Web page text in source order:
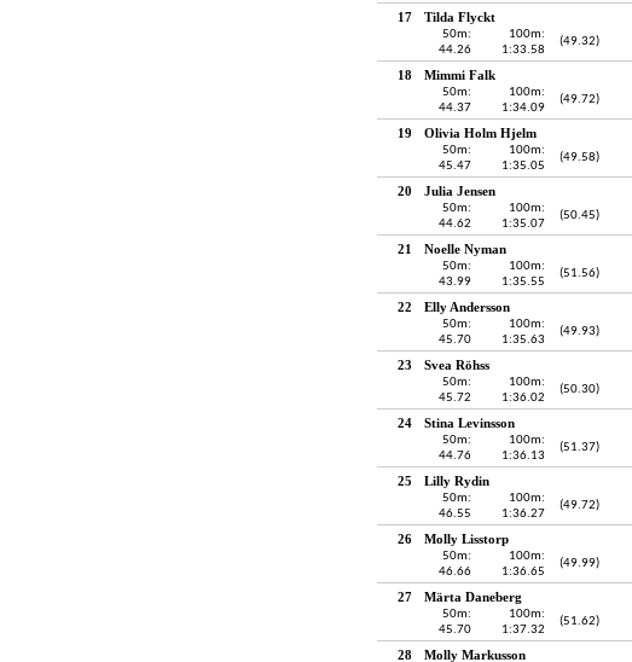
17 Tilda Flyckt
50m:
44.26
100m:
1:33.58
(49.32)
18 Mimmi Falk
50m:
44.37
100m:
1:34.09
(49.72)
19 Olivia Holm Hjelm
50m:
45.47
100m:
1:35.05
(49.58)
20 Julia Jensen
50m:
44.62
100m:
1:35.07
(50.45)
21 Noelle Nyman
50m:
43.99
100m:
1:35.55
(51.56)
22 Elly Andersson
50m:
45.70
100m:
1:35.63
(49.93)
23 Svea Röhss
50m:
45.72
100m:
1:36.02
(50.30)
24 Stina Levinsson
50m:
44.76
100m:
1:36.13
(51.37)
25 Lilly Rydin
50m:
46.55
100m:
1:36.27
(49.72)
26 Molly Lisstorp
50m:
46.66
100m:
1:36.65
(49.99)
27 Märta Daneberg
50m:
45.70
100m:
1:37.32
(51.62)
28 Molly Markusson